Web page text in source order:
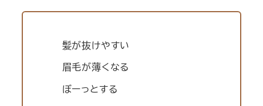
髪が抜けやすい
眉毛が薄くなる
ぼーっとする